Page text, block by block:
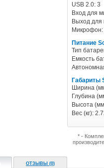
USB 2.0: 3
Вход для
Выход для
Микрофон:
Питание
Тип
Емкость
Габариты
Ширина
Глубина
Высота
Вес (кг):
* -
ОТЗЫВЫ (0)